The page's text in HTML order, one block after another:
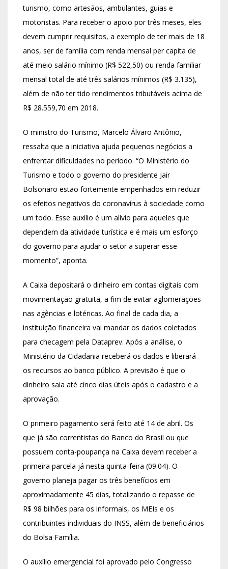
turismo, como artesãos, ambulantes, guias e
motoristas. Para receber o apoio por três meses, eles
devem cumprir requisitos, a exemplo de ter mais de 18
anos, ser de família com renda mensal per capita de
até meio salário mínimo (R$ 522,50) ou renda familiar
mensal total de até três salários mínimos (R$ 3.135),
além de não ter tido rendimentos tributáveis acima de
R$ 28.559,70 em 2018.
O ministro do Turismo, Marcelo Álvaro Antônio,
ressalta que a iniciativa ajuda pequenos negócios a
enfrentar dificuldades no período. “O Ministério do
Turismo e todo o governo do presidente Jair
Bolsonaro estão fortemente empenhados em reduzir
os efeitos negativos do coronavírus à sociedade como
um todo. Esse auxílio é um alívio para aqueles que
dependem da atividade turística e é mais um esforço
do governo para ajudar o setor a superar esse
momento”, aponta.
A Caixa depositará o dinheiro em contas digitais com
movimentação gratuita, a fim de evitar aglomerações
nas agências e lotéricas. Ao final de cada dia, a
instituição financeira vai mandar os dados coletados
para checagem pela Dataprev. Após a análise, o
Ministério da Cidadania receberá os dados e liberará
os recursos ao banco público. A previsão é que o
dinheiro saia até cinco dias úteis após o cadastro e a
aprovação.
O primeiro pagamento será feito até 14 de abril. Os
que já são correntistas do Banco do Brasil ou que
possuem conta-poupança na Caixa devem receber a
primeira parcela já nesta quinta-feira (09.04). O
governo planeja pagar os três benefícios em
aproximadamente 45 dias, totalizando o repasse de
R$ 98 bilhões para os informais, os MEIs e os
contribuintes individuais do INSS, além de beneficiários
do Bolsa Família.
O auxílio emergencial foi aprovado pelo Congresso